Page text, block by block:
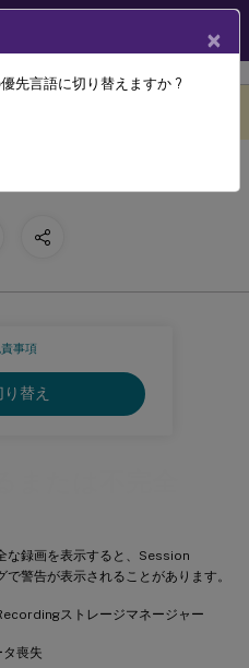
2311
事項
替え
な録画を表示すると、Session
警告が表示されることがあります。
ストレージマネージャー
喪失
または不完全
×
先言語に切り替えますか ?